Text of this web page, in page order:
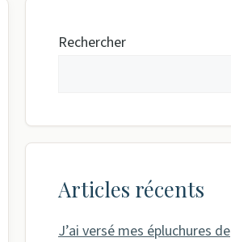
Rechercher
Articles récents
J’ai versé mes épluchures de